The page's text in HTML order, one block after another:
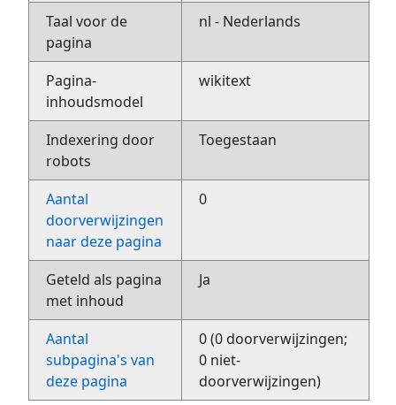
Taal voor de
pagina
nl - Nederlands
Pagina-
inhoudsmodel
wikitext
Indexering door
robots
Toegestaan
Aantal
doorverwijzingen
naar deze pagina
0
Geteld als pagina
met inhoud
Ja
Aantal
subpagina's van
deze pagina
0 (0 doorverwijzingen;
0 niet-
doorverwijzingen)